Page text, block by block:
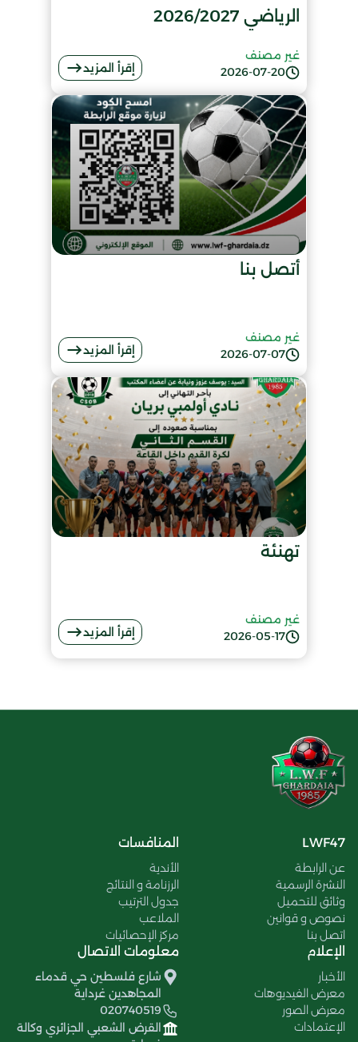
الرياضي 2026/2027
2026-07-20
غير مصنف
إقرأ المزيد
أتصل بنا
2026-07-07
غير مصنف
إقرأ المزيد
تهنئة
2026-05-17
غير مصنف
إقرأ المزيد
LWF47
عن الرابطة
النشرة الرسمية
وثائق للتحميل
نصوص و قوانين
اتصل بنا
المنافسات
الأندية
الرزنامة و النتائج
جدول الترتيب
الملاعب
مركز الإحصائيات
الإعلام
الأخبار
معرض الفيديوهات
معرض الصور
الإعتمادات
معلومات الاتصال
شارع فلسطين حي قدماء
المجاهدين غرداية
020740519
القرض الشعبي الجزائري وكالة